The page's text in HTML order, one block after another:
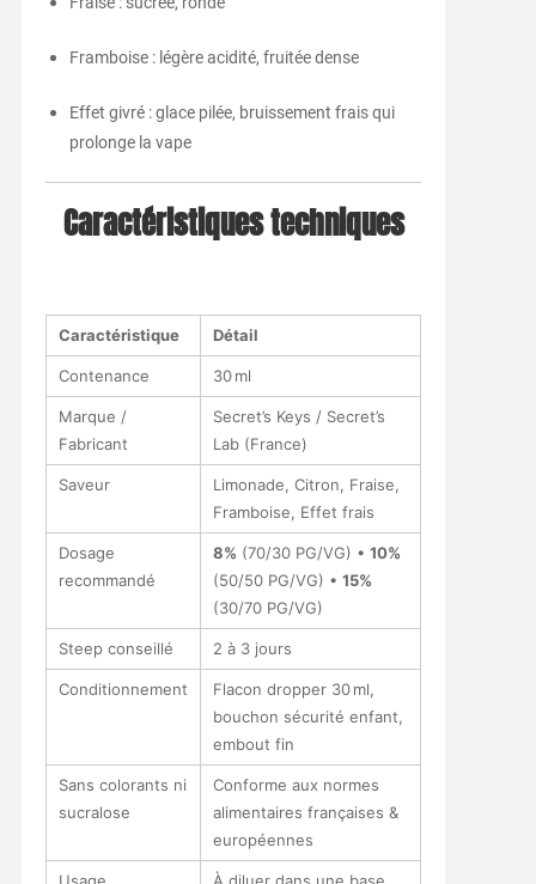
Framboise : légère acidité, fruitée dense
Effet givré : glace pilée, bruissement frais qui
prolonge la vape
Caractéristiques techniques
Caractéristique Détail
Contenance 30 ml
Marque /
Fabricant
Secret’s Keys / Secret’s
Lab (France)
Saveur
Limonade, Citron, Fraise,
Framboise, Effet frais
Dosage
recommandé
8% (70/30 PG/VG) • 10%
(50/50 PG/VG) • 15%
(30/70 PG/VG)
Steep conseillé 2 à 3 jours
Conditionnement
Flacon dropper 30 ml,
bouchon sécurité enfant,
embout fin
Sans colorants ni
sucralose
Conforme aux normes
alimentaires françaises &
européennes
Usage À diluer dans une base